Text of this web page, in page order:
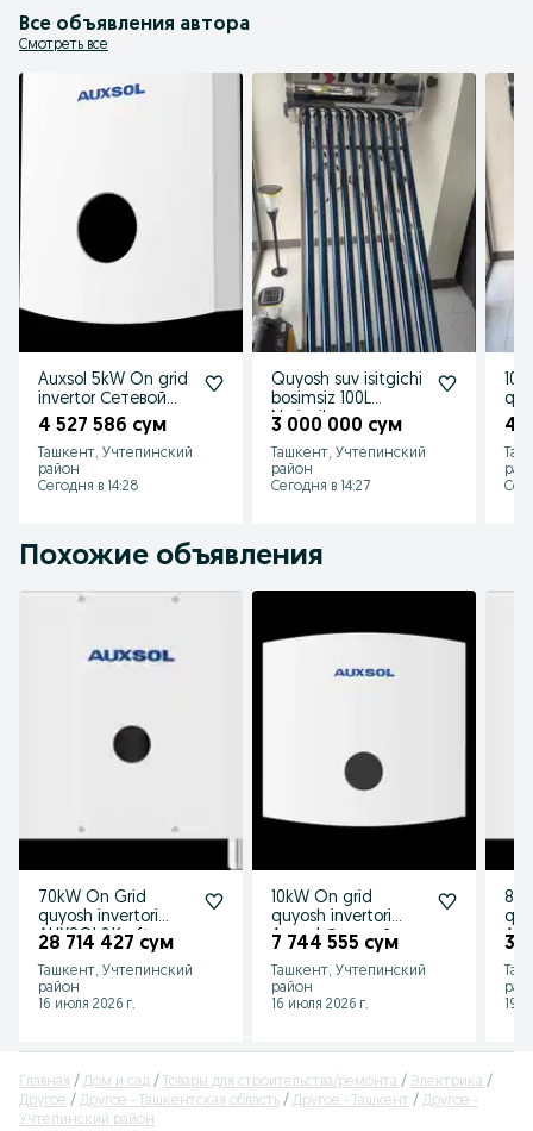
Все объявления автора
Смотреть все
Auxsol 5kW On grid
invertor Сетевой
инвертор
мощностью 5 кВт
4 527 586 сум
Ташкент, Учтепинский
район
Сегодня в 14:28
Quyosh suv isitgichi
bosimsiz 100L
Nerjavika
3 000 000 сум
Ташкент, Учтепинский
район
Сегодня в 14:27
4
Похожие объявления
70kW On Grid
quyosh invertori
AUXSOL&Kraft
солнечный
инвертор
28 714 427 сум
Ташкент, Учтепинский
район
16 июля 2026 г.
10kW On grid
quyosh invertori
Auxsol Сетевой
Phase)220V
7 744 555 сум
Ташкент, Учтепинский
район
16 июля 2026 г.
34
19
Главная Дом и сад Товары для строительства/ремонта
Электрика
Другое
Другое - Ташкентская область Другое - Ташкент
Другое -
Учтепинский район